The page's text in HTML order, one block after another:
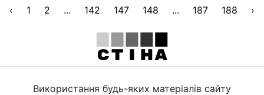
‹ 1 2 ... 142 147 148 ... 187 188 ›
Використання будь-яких матеріалів сайту